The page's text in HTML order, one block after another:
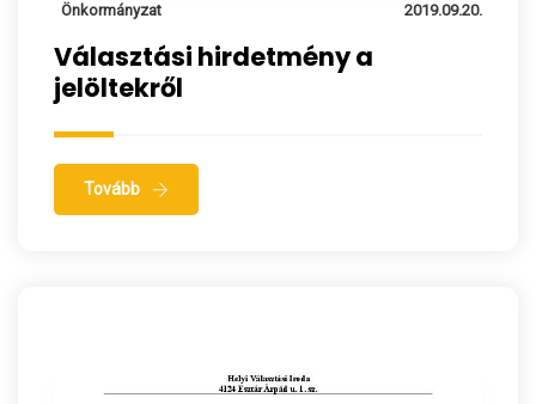
Önkormányzat 2019.09.20.
Választási hirdetmény a
jelöltekről
Tovább